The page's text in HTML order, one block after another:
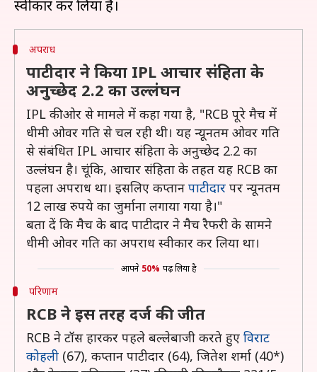
अपराध
पाटीदार ने किया IPL आचार संहिता के
अनुच्छेद 2.2 का उल्लंघन
IPL की ओर से मामले में कहा गया है, "RCB पूरे मैच में
धीमी ओवर गति से चल रही थी। यह न्यूनतम ओवर गति
से संबंधित IPL आचार संहिता के अनुच्छेद 2.2 का
उल्लंघन है। चूंकि, आचार संहिता के तहत यह RCB का
पहला अपराध था। इसलिए कप्तान पाटीदार पर न्यूनतम
12 लाख रुपये का जुर्माना लगाया गया है।"
बता दें कि मैच के बाद पाटीदार ने मैच रैफरी के सामने
धीमी ओवर गति का अपराध स्वीकार कर लिया था।
आपने 50% पढ़ लिया है
परिणाम
RCB ने इस तरह दर्ज की जीत
RCB ने टॉस हारकर पहले बल्लेबाजी करते हुए विराट
कोहली (67), कप्तान पाटीदार (64), जितेश शर्मा (40*)